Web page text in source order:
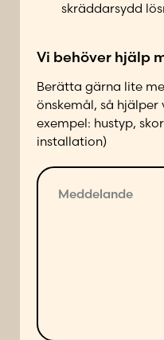
t
d
p
å
f
ö
l
t
skräddarsydd
*
b
u
t
i
k
G
s
Vi behöver hjälp
Berätta gärna lite
önskemål, så
exempel: hustyp,
installation)
M
d